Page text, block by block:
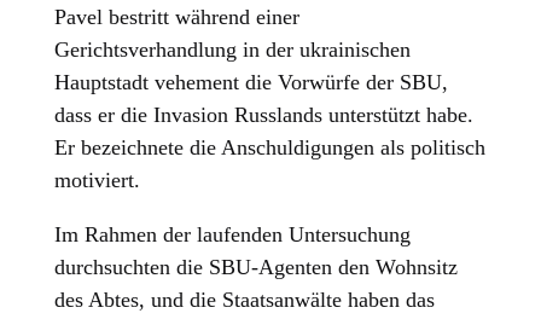
Pavel bestritt während einer
Gerichtsverhandlung in der ukrainischen
Hauptstadt vehement die Vorwürfe der SBU,
dass er die Invasion Russlands unterstützt habe.
Er bezeichnete die Anschuldigungen als politisch
motiviert.
Im Rahmen der laufenden Untersuchung
durchsuchten die SBU-Agenten den Wohnsitz
des Abtes, und die Staatsanwälte haben das